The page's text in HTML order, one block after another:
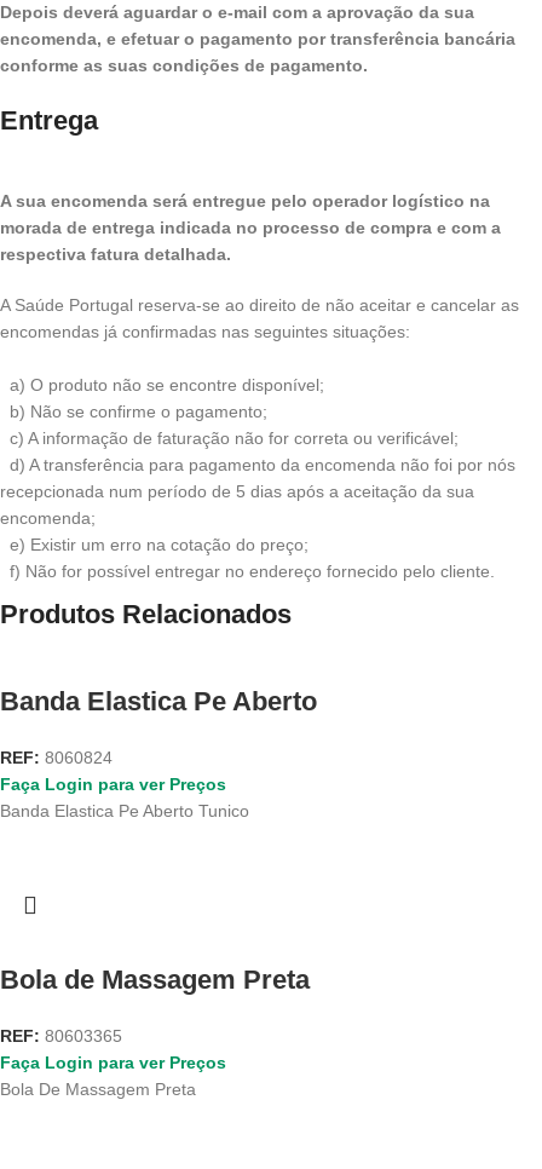
Depois deverá aguardar o e-mail com a aprovação da sua
encomenda, e efetuar o pagamento por transferência bancária
conforme as suas condições de pagamento.
Entrega
A sua encomenda será entregue pelo operador logístico na
morada de entrega indicada no processo de compra e com a
respectiva fatura detalhada.
A Saúde Portugal reserva-se ao direito de não aceitar e cancelar as
encomendas já confirmadas nas seguintes situações:
a) O produto não se encontre disponível;
b) Não se confirme o pagamento;
c) A informação de faturação não for correta ou verificável;
d) A transferência para pagamento da encomenda não foi por nós
recepcionada num período de 5 dias após a aceitação da sua
encomenda;
e) Existir um erro na cotação do preço;
f) Não for possível entregar no endereço fornecido pelo cliente.
Produtos Relacionados
Banda Elastica Pe Aberto
REF: 8060824
Faça Login para ver Preços
Banda Elastica Pe Aberto Tunico
Bola de Massagem Preta
REF: 80603365
Faça Login para ver Preços
Bola De Massagem Preta